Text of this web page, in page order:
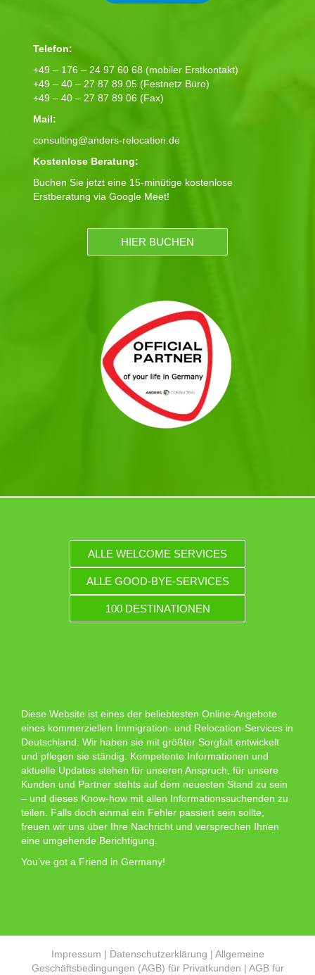
Telefon:
+49 – 176 – 24 97 60 68 (mobiler Erstkontakt)
+49 – 40 – 27 87 89 05 (Festnetz Büro)
+49 – 40 – 27 87 89 06 (Fax)
Mail:
consulting@anders-relocation.de
Kostenlose Beratung:
Buchen Sie jetzt eine 15-minütige kostenlose
Erstberatung via Google Meet!
HIER BUCHEN
ALLE WELCOME SERVICES
ALLE GOOD-BYE-SERVICES
100 DESTINATIONEN
Diese Website ist eines der beliebtesten Online-Angebote
eines kommerziellen Immigration- und Relocation-Services in
Deutschland. Wir haben sie mit größter Sorgfalt entwickelt
und pflegen sie ständig. Kompetente Informationen und
aktuelle Updates stehen für unseren Anspruch, für unsere
Kunden und Partner stehts auf dem neuesten Stand zu sein
– und dieses Know-how mit allen Informationssuchenden zu
teilen. Falls doch einmal ein Fehler passiert sein sollte,
freuen wir uns über Ihre Nachricht und versprechen Ihnen
eine umgehende Berichtigung.
You’ve got a Friend in Germany!
Impressum | Datenschutzerklärung | Allgemeine
Geschäftsbedingungen (AGB) für Privatkunden | AGB für